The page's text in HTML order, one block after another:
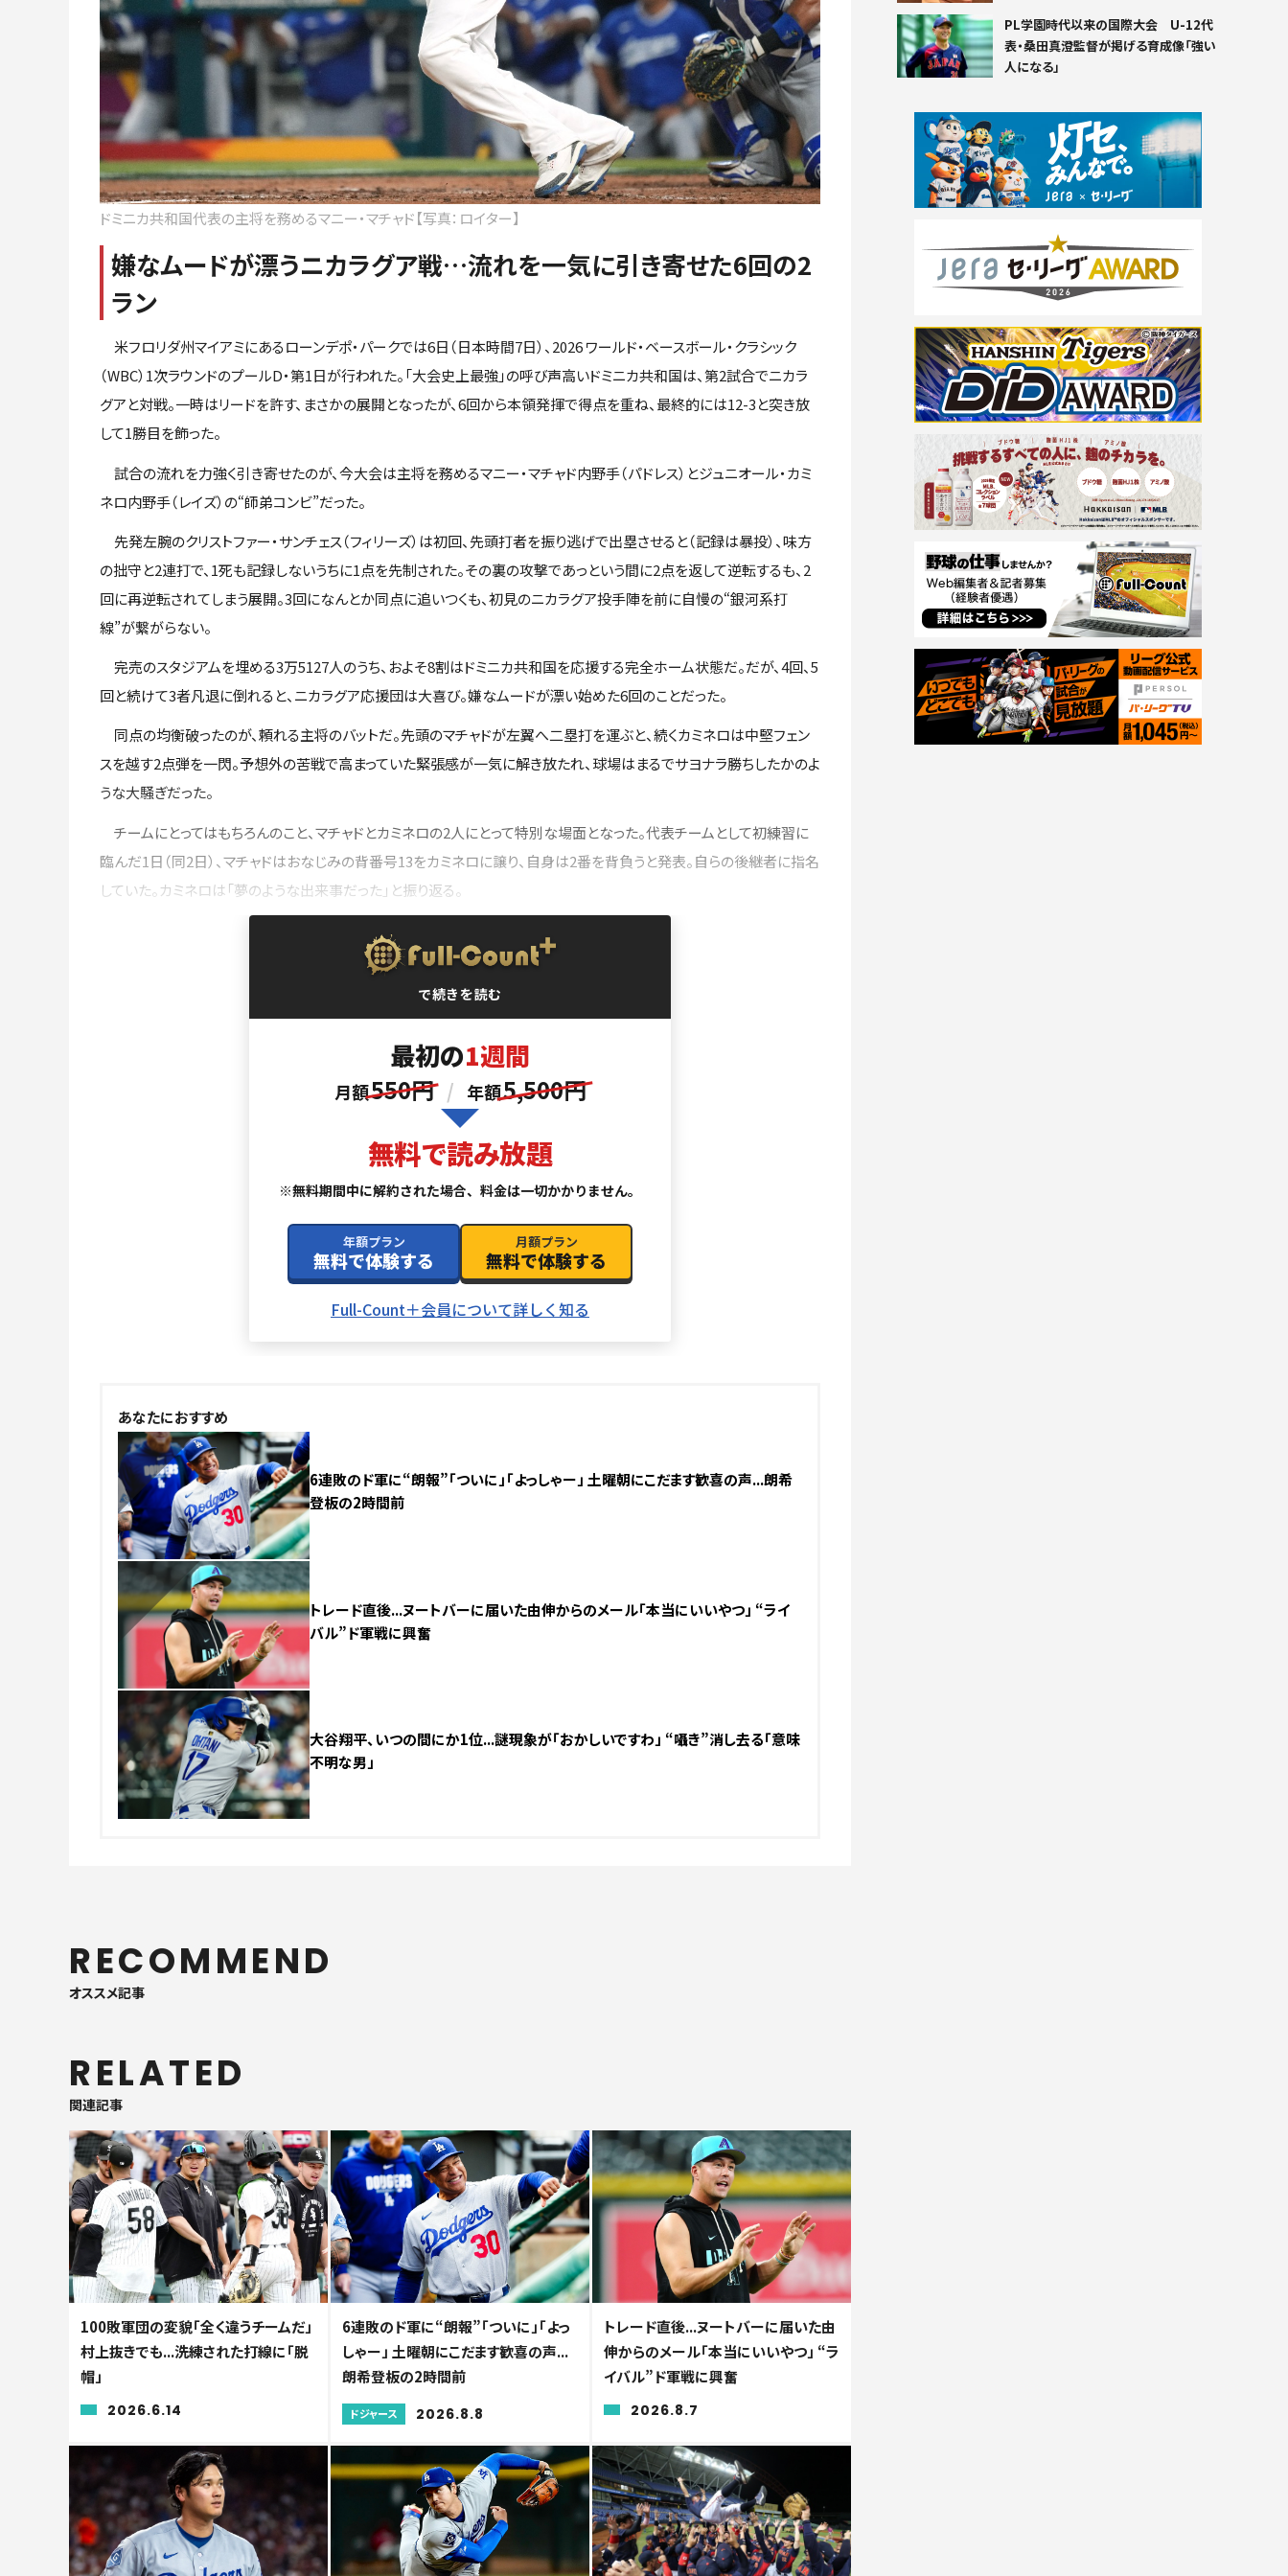
ドミニカ共和国代表の主将を務めるマニー・マチャド【写真：ロイター】
嫌なムードが漂うニカラグア戦…流れを一気に引き寄せた6回の2
ラン
米フロリダ州マイアミにあるローンデポ・パークでは6日（日本時間7日）、2026 ワールド・ベースボール・クラシック
（WBC）1次ラウンドのプールD・第1日が行われた。「大会史上最強」の呼び声高いドミニカ共和国は、第2試合でニカラ
グアと対戦。一時はリードを許す、まさかの展開となったが、6回から本領発揮で得点を重ね、最終的には12-3と突き放
して1勝目を飾った。
試合の流れを力強く引き寄せたのが、今大会は主将を務めるマニー・マチャド内野手（パドレス）とジュニオール・カミ
ネロ内野手（レイズ）の“師弟コンビ”だった。
先発左腕のクリストファー・サンチェス（フィリーズ）は初回、先頭打者を振り逃げで出塁させると（記録は暴投）、味方
の拙守と2連打で、1死も記録しないうちに1点を先制された。その裏の攻撃であっという間に2点を返して逆転するも、2
回に再逆転されてしまう展開。3回になんとか同点に追いつくも、初見のニカラグア投手陣を前に自慢の“銀河系打
線”が繋がらない。
完売のスタジアムを埋める3万5127人のうち、およそ8割はドミニカ共和国を応援する完全ホーム状態だ。だが、4回、5
回と続けて3者凡退に倒れると、ニカラグア応援団は大喜び。嫌なムードが漂い始めた6回のことだった。
同点の均衡破ったのが、頼れる主将のバットだ。先頭のマチャドが左翼へ二塁打を運ぶと、続くカミネロは中堅フェン
スを越す2点弾を一閃。予想外の苦戦で高まっていた緊張感が一気に解き放たれ、球場はまるでサヨナラ勝ちしたかのよ
うな大騒ぎだった。
チームにとってはもちろんのこと、マチャドとカミネロの2人にとって特別な場面となった。代表チームとして初練習に
臨んだ1日（同2日）、マチャドはおなじみの背番号13をカミネロに譲り、自身は2番を背負うと発表。自らの後継者に指名
していた。カミネロは「夢のような出来事だった」と振り返る。
あなたにおすすめ
6連敗のド軍に“朗報”「ついに」「よっしゃー」 土曜朝にこだます歓喜の声...朗希
登板の2時間前
トレード直後...ヌートバーに届いた由伸からのメール「本当にいいやつ」 “ライ
バル”ド軍戦に興奮
大谷翔平、いつの間にか1位...謎現象が「おかしいですわ」 “囁き”消し去る「意味
不明な男」
RECOMMEND
オススメ記事
RELATED
関連記事
100敗軍団の変貌「全く違うチームだ」
村上抜きでも...洗練された打線に「脱
帽」
2026.6.14
6連敗のド軍に“朗報”「ついに」「よっ
しゃー」 土曜朝にこだます歓喜の声...
朗希登板の2時間前
ドジャース 2026.8.8
トレード直後...ヌートバーに届いた由
伸からのメール「本当にいいやつ」 “ラ
イバル”ド軍戦に興奮
2026.8.7
PL学園時代以来の国際大会 U-12代
表・桑田真澄監督が掲げる育成像「強い
人になる」